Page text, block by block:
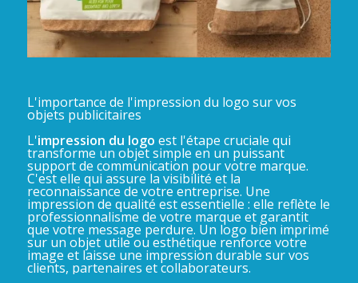
L'importance de l'impression du logo sur vos
objets publicitaires
L'impression du logo est l'étape cruciale qui
transforme un objet simple en un puissant
support de communication pour votre marque.
C'est elle qui assure la visibilité et la
reconnaissance de votre entreprise. Une
impression de qualité est essentielle : elle reflète le
professionnalisme de votre marque et garantit
que votre message perdure. Un logo bien imprimé
sur un objet utile ou esthétique renforce votre
image et laisse une impression durable sur vos
clients, partenaires et collaborateurs.